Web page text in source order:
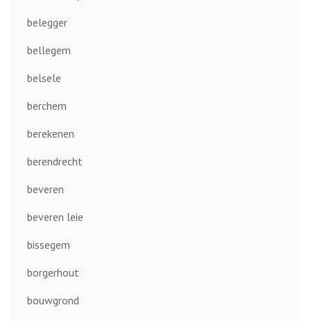
belegger
bellegem
belsele
berchem
berekenen
berendrecht
beveren
beveren leie
bissegem
borgerhout
bouwgrond